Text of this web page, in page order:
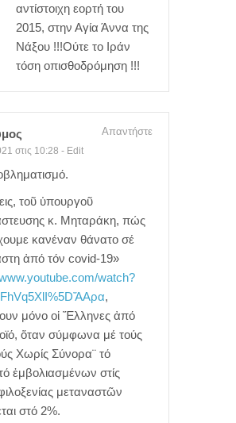
αντίστοιχη εορτή του
2015, στην Αγία Άννα της
Νάξου !!!Ούτε το Ιράν
τόση οπισθοδρόμηση !!!
στις 10:28 - Edit
Απαντήστε
τοῦ ὑπουργοῦ
κ. Μηταράκη, πώς
κανέναν θάνατο σέ
ἀπό τόν covid-19»
watch?
,
μόνο οἱ Ἕλληνες ἀπό
ὅταν σύμφωνα μέ τούς
Χωρίς Σύνορα¨ τό
ἐμβολιασμένων στίς
μεταναστῶν
στό 2%.